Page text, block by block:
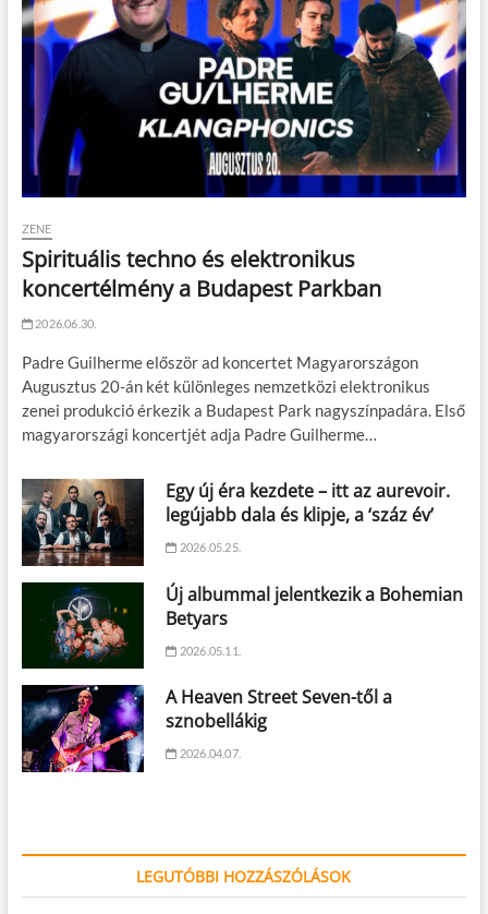
ZENE
Spirituális techno és elektronikus
koncertélmény a Budapest Parkban
2026.06.30.
Padre Guilherme először ad koncertet Magyarországon
Augusztus 20-án két különleges nemzetközi elektronikus
zenei produkció érkezik a Budapest Park nagyszínpadára. Első
magyarországi koncertjét adja Padre Guilherme…
Egy új éra kezdete – itt az aurevoir.
legújabb dala és klipje, a ‘száz év’
2026.05.25.
Új albummal jelentkezik a Bohemian
Betyars
2026.05.11.
A Heaven Street Seven-től a
sznobellákig
2026.04.07.
LEGUTÓBBI HOZZÁSZÓLÁSOK